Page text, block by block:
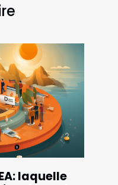
laquelle